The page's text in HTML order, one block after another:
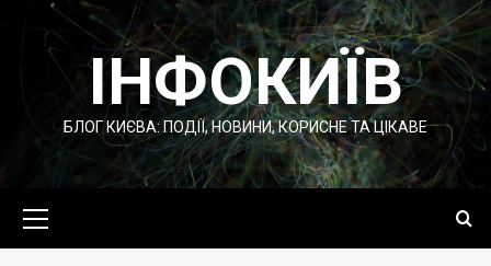
Перейти
ІНФОКИЇВ
БЛОГ КИЄВА: ПОДІЇ, НОВИНИ, КОРИСНЕ ТА ЦІКАВЕ
меню